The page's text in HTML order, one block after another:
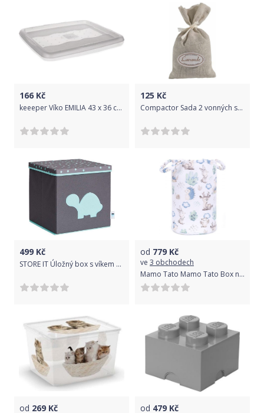
166 Kč
keeeper Víko EMILIA 43 x 36 cm, transparentní
125 Kč
Compactor Sada 2 vonných sáčků do šatníku, levandule
499 Kč
STORE IT Úložný box s víkem šedá s mint želvou
od 779 Kč
ve 3 obchodech
Mamo Tato Mamo Tato Box na hračky - oboustranný, Ježek a Srnka, bílý
od 269 Kč od 479 Kč